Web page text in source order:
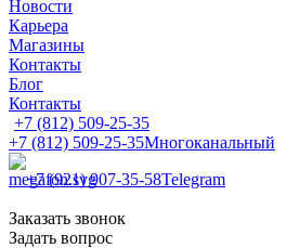
Новости
Карьера
Магазины
Контакты
Блог
Контакты
+7 (812) 509-25-35
+7 (812) 509-25-35Многоканальный
+7 (921) 907-35-58Telegram
Заказать звонок
Задать вопрос